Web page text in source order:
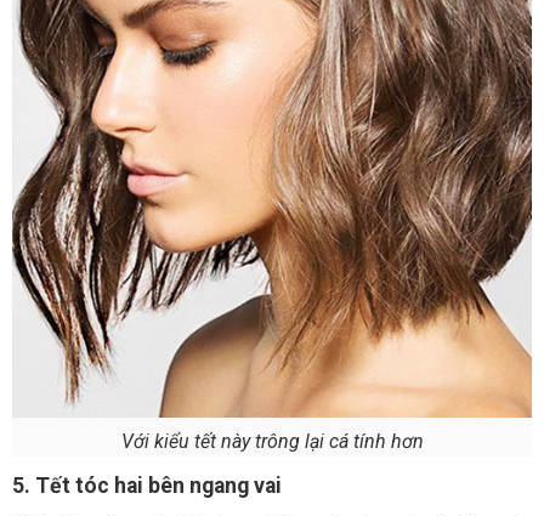
Với kiểu tết này trông lại cá tính hơn
5. Tết tóc hai bên ngang vai